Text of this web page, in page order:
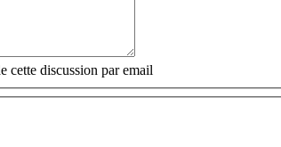
cette discussion par email